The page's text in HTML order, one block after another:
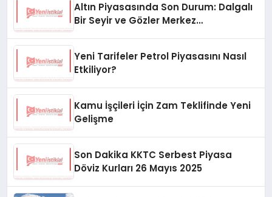
Altın Piyasasında Son Durum: Dalgalı
Bir Seyir ve Gözler Merkez
Yeni Tarifeler Petrol Piyasasını Nasıl
Etkiliyor?
Kamu İşçileri İçin Zam Teklifinde Yeni
Gelişme
Son Dakika KKTC Serbest Piyasa
Döviz Kurları 26 Mayıs 2025